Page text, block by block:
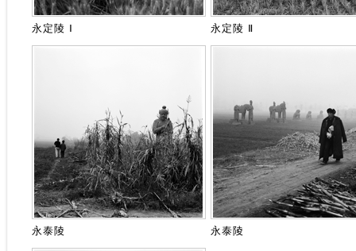
永定陵 Ⅰ 永定陵 Ⅱ
永泰陵 永泰陵